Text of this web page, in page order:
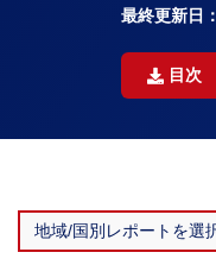
最終更新日：
目次